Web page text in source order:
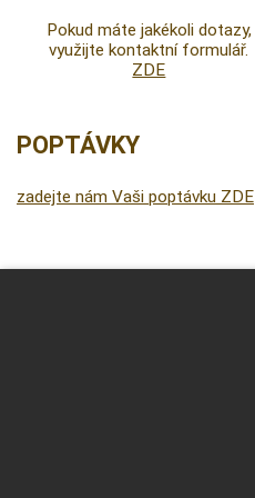
Pokud máte jakékoli dotazy,
využijte kontaktní formulář.
ZDE
POPTÁVKY
zadejte nám Vaši poptávku ZDE